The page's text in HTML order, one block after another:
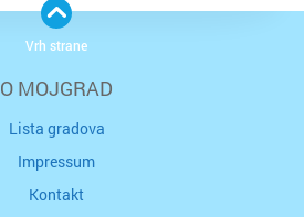
O MOJGRAD
Lista gradova
Impressum
Kontakt
Vrh strane